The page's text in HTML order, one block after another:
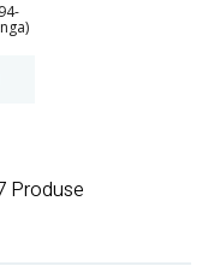
Produse